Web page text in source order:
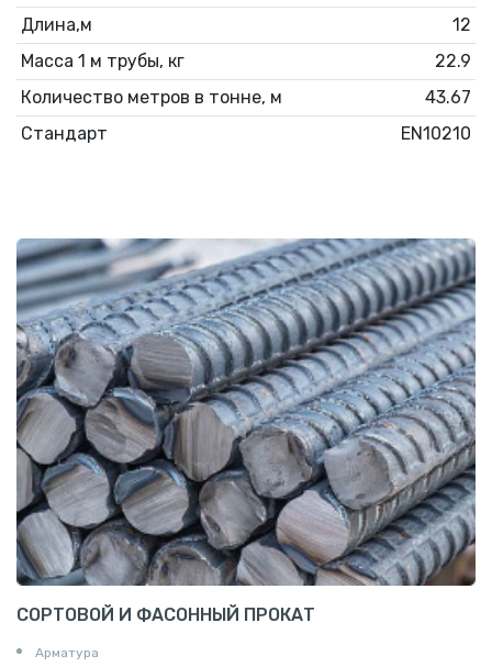
Длина,м
12
Масса 1 м трубы, кг
22.9
Количество метров в тонне, м
43.67
Стандарт
EN10210
СОРТОВОЙ И ФАСОННЫЙ ПРОКАТ
Арматура